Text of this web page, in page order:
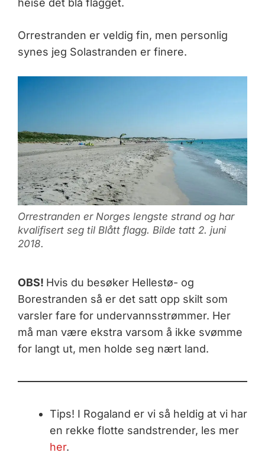
Orrestranden er veldig fin, men personlig
synes jeg Solastranden er finere.
Orrestranden er Norges lengste strand og har
kvalifisert seg til Blått flagg. Bilde tatt 2. juni
2018.
OBS! Hvis du besøker Hellestø- og
Borestranden så er det satt opp skilt som
varsler fare for undervannsstrømmer. Her
må man være ekstra varsom å ikke svømme
for langt ut, men holde seg nært land.
Tips! I Rogaland er vi så heldig at vi har
en rekke flotte sandstrender, les mer
her.